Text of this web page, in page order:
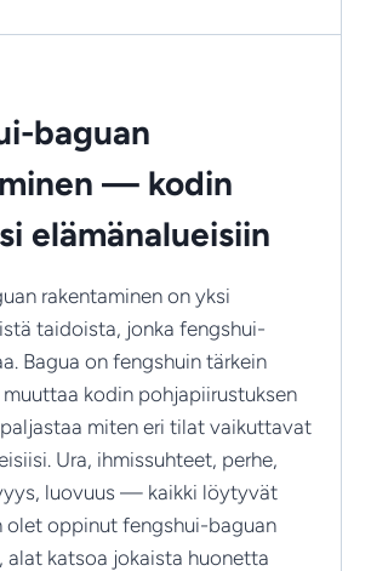
baguan
— kodin
elämänalueisiin
rakentaminen on yksi
taidoista, jonka fengshui-
Bagua on fengshuin tärkein
kodin pohjapiirustuksen
miten eri tilat vaikuttavat
Ura, ihmissuhteet, perhe,
luovuus — kaikki löytyvät
olet oppinut fengshui-baguan
alat katsoa jokaista huonetta